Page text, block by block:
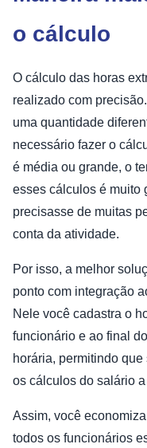
o cálculo
O cálculo das horas
realizado com
uma quantidade
necessário fazer o
é média ou grande, o
esses cálculos é muito
precisasse de muitas
conta da atividade.
Por isso, a melhor
ponto com integração
Nele você cadastra o
funcionário e ao final
horária, permitindo
os cálculos do salário
Assim, você
todos os funcionários